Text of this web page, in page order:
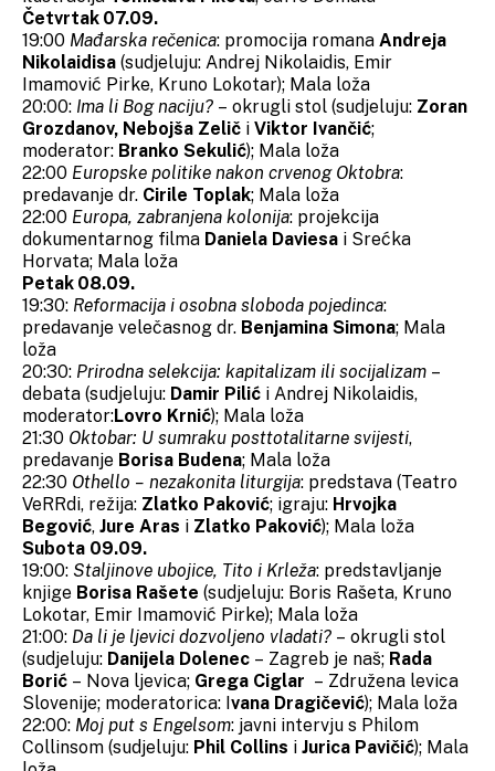
Četvrtak 07.09.
19:00 Mađarska rečenica: promocija romana Andreja
Nikolaidisa (sudjeluju: Andrej Nikolaidis, Emir
Imamović Pirke, Kruno Lokotar); Mala loža
20:00: Ima li Bog naciju? – okrugli stol (sudjeluju: Zoran
Grozdanov, Nebojša Zelič i Viktor Ivančić;
moderator: Branko Sekulić); Mala loža
22:00 Europske politike nakon crvenog Oktobra:
predavanje dr. Cirile Toplak; Mala loža
22:00 Europa, zabranjena kolonija: projekcija
dokumentarnog filma Daniela Daviesa i Srećka
Horvata; Mala loža
Petak 08.09.
19:30: Reformacija i osobna sloboda pojedinca:
predavanje velečasnog dr. Benjamina Simona; Mala
loža
20:30: Prirodna selekcija: kapitalizam ili socijalizam –
debata (sudjeluju: Damir Pilić i Andrej Nikolaidis,
moderator:Lovro Krnić); Mala loža
21:30 Oktobar: U sumraku posttotalitarne svijesti,
predavanje Borisa Budena; Mala loža
22:30 Othello – nezakonita liturgija: predstava (Teatro
VeRRdi, režija: Zlatko Paković; igraju: Hrvojka
Begović, Jure Aras i Zlatko Paković); Mala loža
Subota 09.09.
19:00: Staljinove ubojice, Tito i Krleža: predstavljanje
knjige Borisa Rašete (sudjeluju: Boris Rašeta, Kruno
Lokotar, Emir Imamović Pirke); Mala loža
21:00: Da li je ljevici dozvoljeno vladati? – okrugli stol
(sudjeluju: Danijela Dolenec – Zagreb je naš; Rada
Borić – Nova ljevica; Grega Ciglar – Združena levica
Slovenije; moderatorica: Ivana Dragičević); Mala loža
22:00: Moj put s Engelsom: javni intervju s Philom
Collinsom (sudjeluju: Phil Collins i Jurica Pavičić); Mala